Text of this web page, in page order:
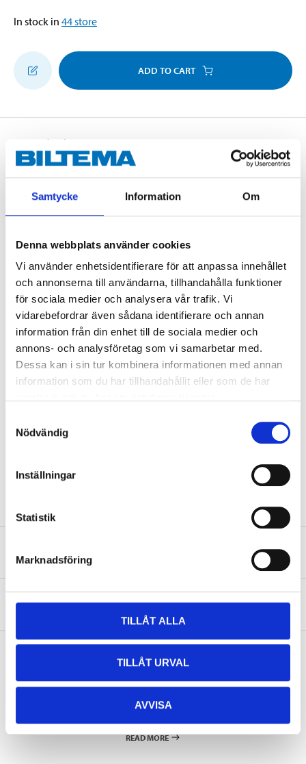
Samtycke Information Om
Denna webbplats använder cookies
Vi använder enhetsidentifierare för att anpassa innehållet
och annonserna till användarna, tillhandahålla funktioner
för sociala medier och analysera vår trafik. Vi
vidarebefordrar även sådana identifierare och annan
information från din enhet till de sociala medier och
annons- och analysföretag som vi samarbetar med.
Dessa kan i sin tur kombinera informationen med annan
information som du har tillhandahållit eller som de har
Nödvändig
Inställningar
Statistik
Marknadsföring
TILLÅT ALLA
TILLÅT URVAL
AVVISA
In stock in 44store
ADD TO CART
Description
Mineral oil-based transmission oil for manual
transmissions on older vehicles (passenger cars and
commercial vehicles), meets specifications for API GL-
3 and GL-4. With effective EP additives that provide
good protection against wear and corrosion.
Meets the following specifications:GL-3, GL-4.
EUH208 Contains Reaction products of bis(4-methylpentan-2-
yl)dithiophosphoric acid with phosphorus oxide, propylene oxide
and amines, C12-14-alkyl (branched). May produce an allergic
Technical specifications
Volume
Safety instructions and other information
About the manufacturer
Pay & Collect
Pay & Collect in your local store within 2 hours! For more information
READ MORE